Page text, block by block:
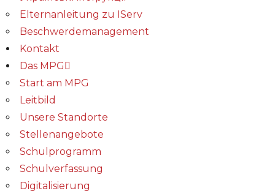
Elternanleitung zu IServ
Beschwerdemanagement
Kontakt
Das MPG
Start am MPG
Leitbild
Unsere Standorte
Stellenangebote
Schulprogramm
Schulverfassung
Digitalisierung